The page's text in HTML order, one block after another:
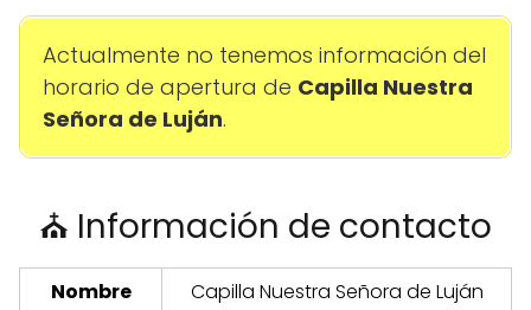
Actualmente no tenemos información del
horario de apertura de Capilla Nuestra
Señora de Luján.
⛪ Información de contacto
Nombre
Capilla Nuestra Señora de Luján